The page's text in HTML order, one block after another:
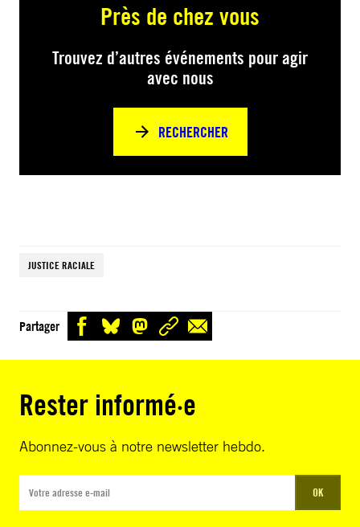
Près de chez vous
Trouvez d’autres événements pour agir
avec nous
RECHERCHER
JUSTICE RACIALE
Partager
Rester informé·e
Abonnez-vous à notre newsletter hebdo.
OK